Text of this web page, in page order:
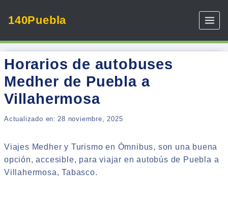
140Puebla
Horarios de autobuses
Medher de Puebla a
Villahermosa
Actualizado en: 28 noviembre, 2025
Viajes Medher y Turismo en Ómnibus, son una buena
opción, accesible, para viajar en autobús de Puebla a
Villahermosa, Tabasco.